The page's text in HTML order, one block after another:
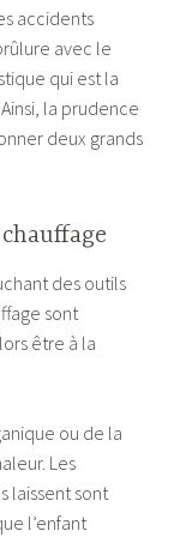
accidents
avec le
qui est la
la prudence
deux grands
des outils
sont
être à la
ou de la
Les
laissent sont
l’enfant